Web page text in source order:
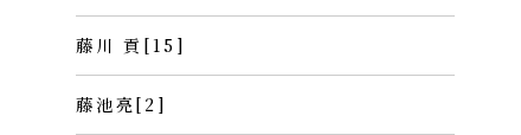
藤川 貢[15]
藤池亮[2]